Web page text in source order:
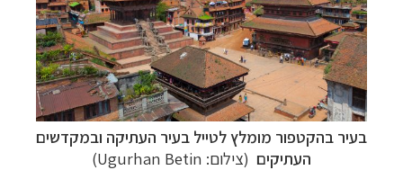
בעיר בהקטפור מומלץ לטייל בעיר העתיקה ובמקדשים
העתיקים (צילום: Ugurhan Betin
)